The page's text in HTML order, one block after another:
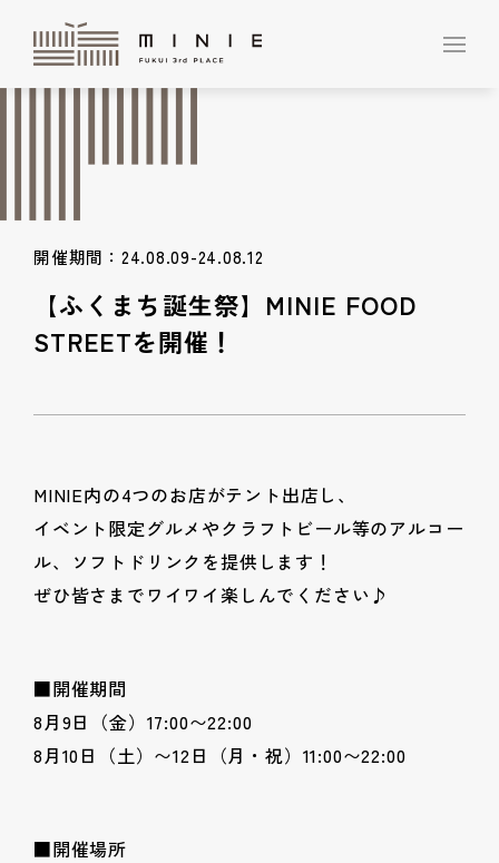
開催期間：24.08.09-24.08.12
【ふくまち誕生祭】MINIE FOOD
STREETを開催！
MINIE内の4つのお店がテント出店し、
イベント限定グルメやクラフトビール等のアルコー
ル、ソフトドリンクを提供します！
ぜひ皆さまでワイワイ楽しんでください♪
■開催期間
8月9日（金）17:00〜22:00
8月10日（土）〜12日（月・祝）11:00〜22:00
■開催場所